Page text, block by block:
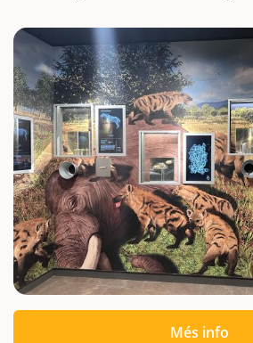
Més info